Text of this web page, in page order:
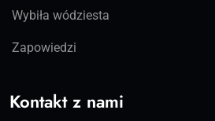
Wybiła wódziesta
Zapowiedzi
Kontakt z nami